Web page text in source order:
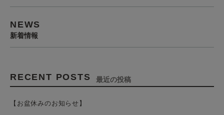
NEWS
新着情報
RECENT POSTS 最近の投稿
【お盆休みのお知らせ】